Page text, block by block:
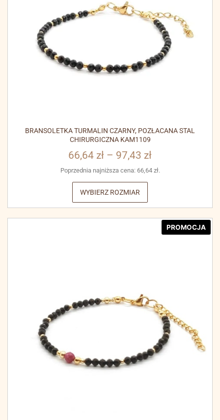
BRANSOLETKA TURMALIN CZARNY, POZŁACANA STAL
CHIRURGICZNA KAM1109
66,64 zł – 97,43 zł
Poprzednia najniższa cena: 66,64 zł.
WYBIERZ ROZMIAR
PROMOCJA